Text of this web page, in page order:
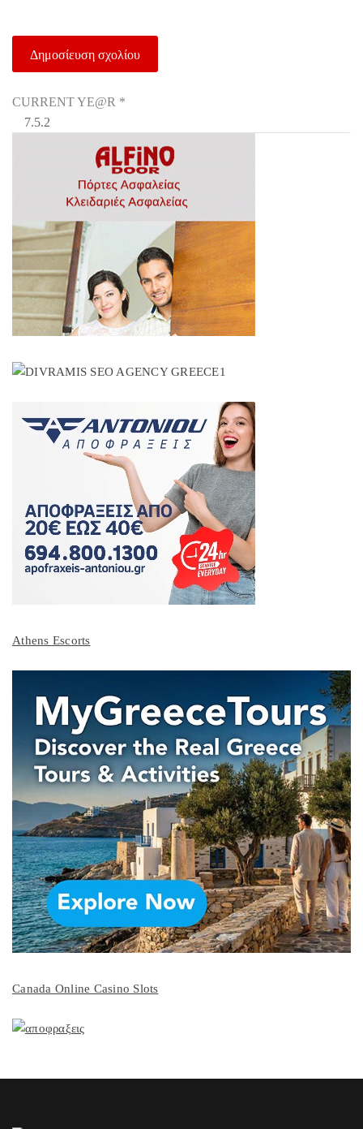
CURRENT YE@R *
Athens Escorts
Canada Online Casino Slots